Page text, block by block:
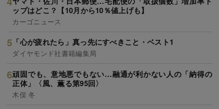
ップはどこ？【10月から10％値上げも】
カーゴニュース
「心が疲れたら」真っ先にすべきこと・ベスト1
ダイヤモンド社書籍編集局
頑固でも、意地悪でもない…融通が利かない人の「納得の
正体」〈風、薫る第95回〉
木俣 冬